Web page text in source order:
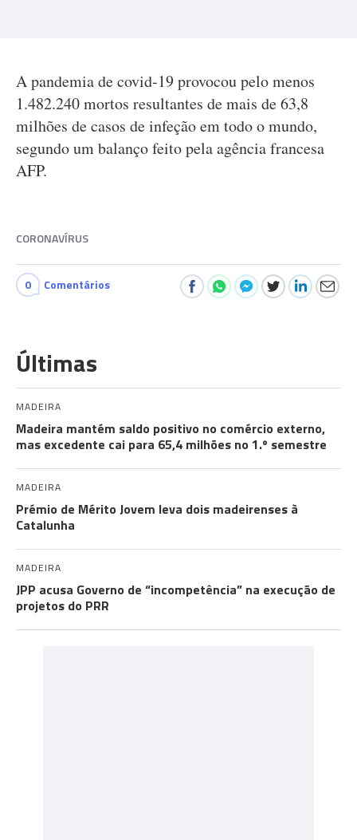
A pandemia de covid-19 provocou pelo menos
1.482.240 mortos resultantes de mais de 63,8
milhões de casos de infeção em todo o mundo,
segundo um balanço feito pela agência francesa
AFP.
CORONAVÍRUS
0 Comentários
Últimas
MADEIRA
Madeira mantém saldo positivo no comércio externo,
mas excedente cai para 65,4 milhões no 1.º semestre
MADEIRA
Prémio de Mérito Jovem leva dois madeirenses à
Catalunha
MADEIRA
JPP acusa Governo de “incompetência” na execução de
projetos do PRR